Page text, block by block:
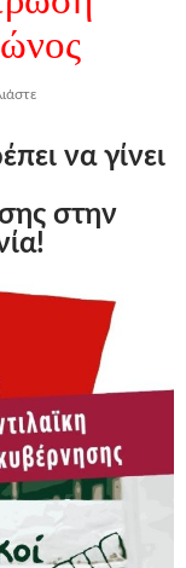
να γίνει
στην